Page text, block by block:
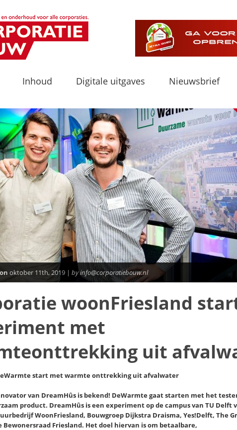
Inhoud Digitale uitgaves Nieuwsbrief
oktober 11th, 2019 | by info@corporatiebouw.nl
woonFriesland
met
uit
start met warmte onttrekking uit afvalwater
van DreamHûs is bekend! DeWarmte gaat starten met het
product. DreamHûs is een experiment op de campus van TU Delft
WoonFriesland, Bouwgroep Dijkstra Draisma, Yes!Delft, The
Bewonersraad Friesland. Het doel hiervan is om betaalbare,